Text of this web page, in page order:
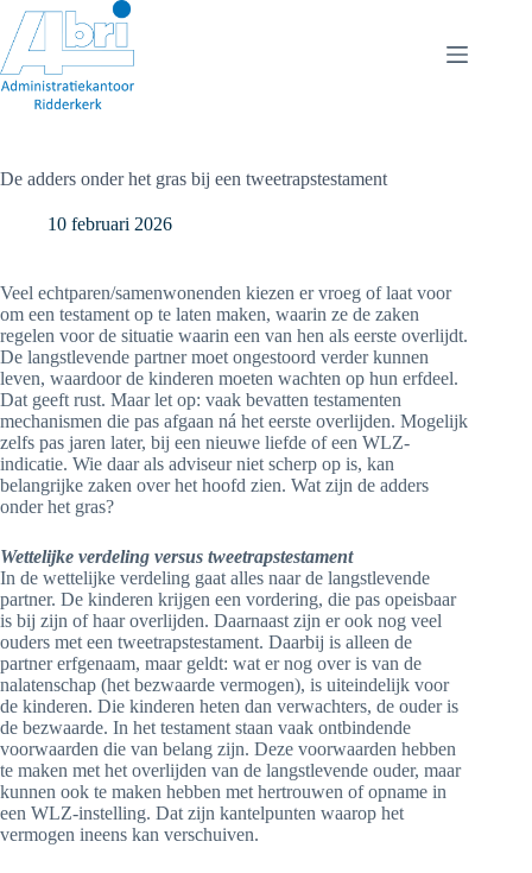
naar
de
inhoud
De adders onder het gras bij een tweetrapstestament
10 februari 2026
Veel echtparen/samenwonenden kiezen er vroeg of laat voor
om een testament op te laten maken, waarin ze de zaken
regelen voor de situatie waarin een van hen als eerste overlijdt.
De langstlevende partner moet ongestoord verder kunnen
leven, waardoor de kinderen moeten wachten op hun erfdeel.
Dat geeft rust. Maar let op: vaak bevatten testamenten
mechanismen die pas afgaan ná het eerste overlijden. Mogelijk
zelfs pas jaren later, bij een nieuwe liefde of een WLZ-
indicatie. Wie daar als adviseur niet scherp op is, kan
belangrijke zaken over het hoofd zien. Wat zijn de adders
onder het gras?
Wettelijke verdeling versus tweetrapstestament
In de wettelijke verdeling gaat alles naar de langstlevende
partner. De kinderen krijgen een vordering, die pas opeisbaar
is bij zijn of haar overlijden. Daarnaast zijn er ook nog veel
ouders met een tweetrapstestament. Daarbij is alleen de
partner erfgenaam, maar geldt: wat er nog over is van de
nalatenschap (het bezwaarde vermogen), is uiteindelijk voor
de kinderen. Die kinderen heten dan verwachters, de ouder is
de bezwaarde. In het testament staan vaak ontbindende
voorwaarden die van belang zijn. Deze voorwaarden hebben
te maken met het overlijden van de langstlevende ouder, maar
kunnen ook te maken hebben met hertrouwen of opname in
een WLZ-instelling. Dat zijn kantelpunten waarop het
vermogen ineens kan verschuiven.